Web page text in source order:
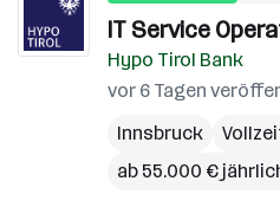
IT Service
Hypo Tirol Bank
vor 6 Tagen
Innsbruck
ab 55.000 €